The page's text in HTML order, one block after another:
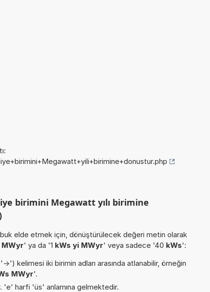
birimini Megawatt yılı birimine
elde etmek için, dönüştürülecek değeri metin olarak
MWyr' ya da '1 kWs yi MWyr' veya sadece '40 kWs':
kelimesi iki birimin adları arasında atlanabilir, örneğin
MWyr'.
'e' harfi 'üs' anlamına gelmektedir.